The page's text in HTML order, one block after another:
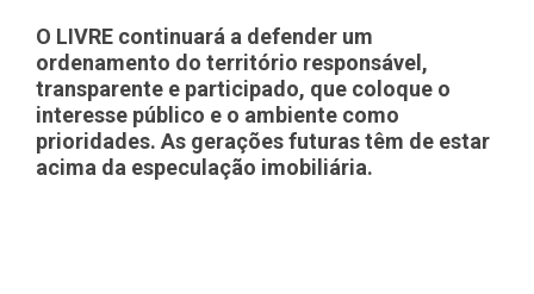
O LIVRE continuará a defender um
ordenamento do território responsável,
transparente e participado, que coloque o
interesse público e o ambiente como
prioridades. As gerações futuras têm de estar
acima da especulação imobiliária.